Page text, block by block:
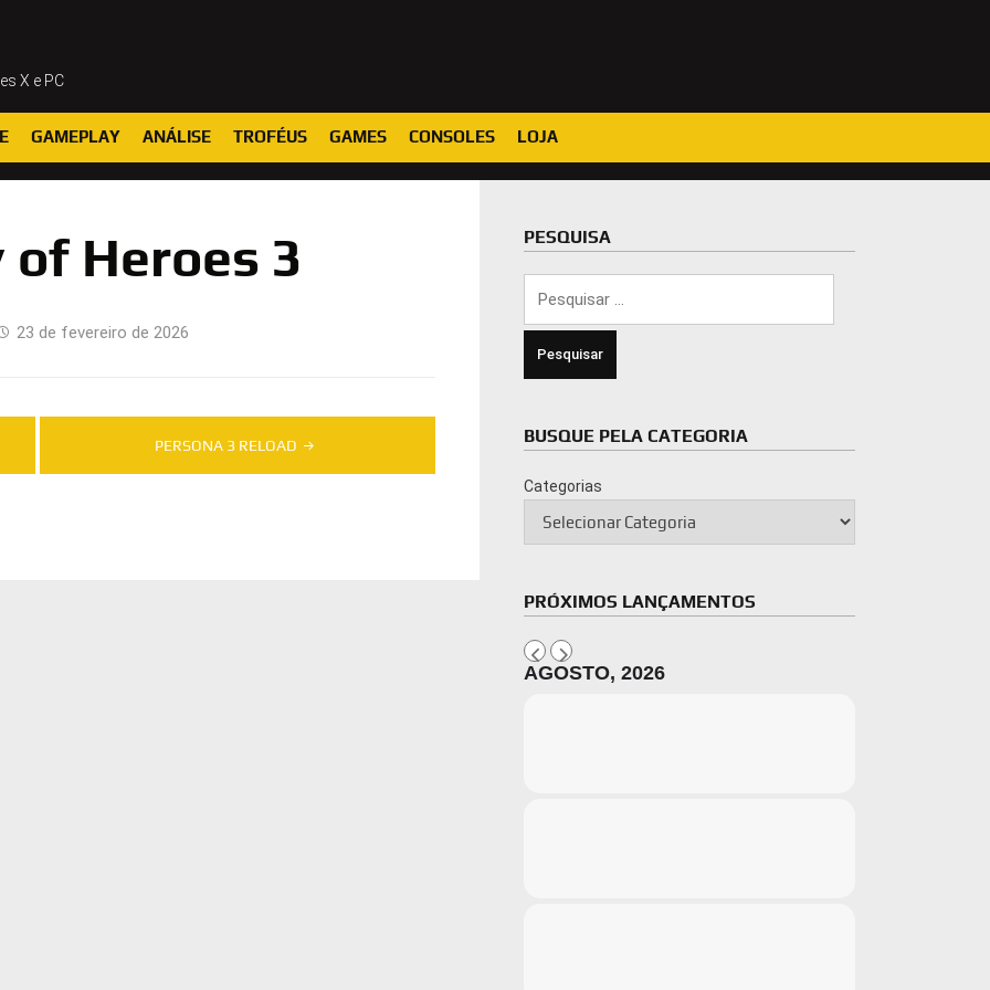
X e PC
GAMEPLAY ANÁLISE TROFÉUS GAMES CONSOLES LOJA
of Heroes 3
23 de fevereiro de 2026
PERSONA 3 RELOAD
PESQUISA
BUSQUE PELA CATEGORIA
Categorias
PRÓXIMOS LANÇAMENTOS
AGOSTO, 2026